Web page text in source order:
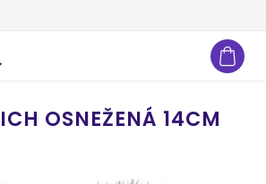
Hľadať
OSNEŽENÁ 14CM